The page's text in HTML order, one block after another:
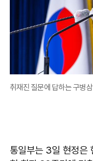
취재진 질문에 답하는 구병
통일부는 3일 현정은